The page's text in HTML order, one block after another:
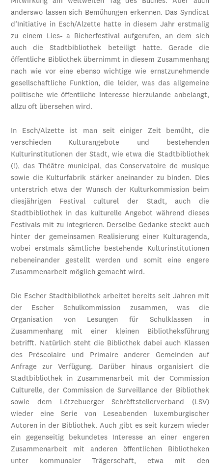
anderswo lassen sich Bemühungen erkennen. Das Syndicat
d’Initiative in Esch/Alzette hatte in diesem Jahr erstmalig
zu einem Lies- a Bicherfestival aufgerufen, an dem sich
auch die Stadtbibliothek beteiligt hatte. Gerade die
öffentliche Bibliothek übernimmt in diesem Zusammenhang
nach wie vor eine ebenso wichtige wie ernstzunehmende
gesellschaftliche Funktion, die leider, was das allgemeine
politische wie öffentliche Interesse hierzulande anbelangt,
allzu oft übersehen wird.
In Esch/Alzette ist man seit einiger Zeit bemüht, die
verschieden Kulturangebote und bestehenden
Kulturinstitutionen der Stadt, wie etwa die Stadtbibliothek
(!), das Théâtre municipal, das Conservatoire de musique
sowie die Kulturfabrik stärker aneinander zu binden. Dies
unterstrich etwa der Wunsch der Kulturkommission beim
diesjährigen Festival culturel der Stadt, auch die
Stadtbibliothek in das kulturelle Angebot während dieses
Festivals mit zu integrieren. Derselbe Gedanke steckt auch
hinter der gemeinsamen Realisierung einer Kulturagenda,
wobei erstmals sämtliche bestehende Kulturinstitutionen
nebeneinander gestellt werden und somit eine engere
Zusammenarbeit möglich gemacht wird.
Die Escher Stadtbibliothek arbeitet bereits seit Jahren mit
der Escher Schulkommission zusammen, was die
Organisation von Lesungen für Schulklassen in
Zusammenhang mit einer kleinen Bibliotheksführung
betrifft. Natürlich steht die Bibliothek dabei auch Klassen
des Préscolaire und Primaire anderer Gemeinden auf
Anfrage zur Verfügung. Darüber hinaus organisiert die
Stadtbibliothek in Zusammenarbeit mit der Commission
Culturelle, der Commission de Surveillance der Bibliothek
sowie dem Lëtzebuerger Schrëftstellerverband (LSV)
wieder eine Serie von Leseabenden luxemburgischer
Autoren in der Bibliothek. Auch gibt es seit kurzem wieder
ein gegenseitig bekundetes Interesse an einer engeren
Zusammenarbeit mit anderen öffentlichen Bibliotheken
unter kommunaler Trägerschaft, etwa mit den